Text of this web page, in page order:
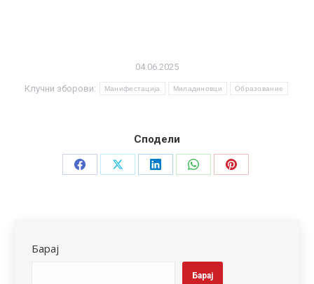
04.06.2025
Клучни зборови: Манифестација Миладиновци Образование
Сподели
Share
Share
Share
Share
Share
Барај
Барај